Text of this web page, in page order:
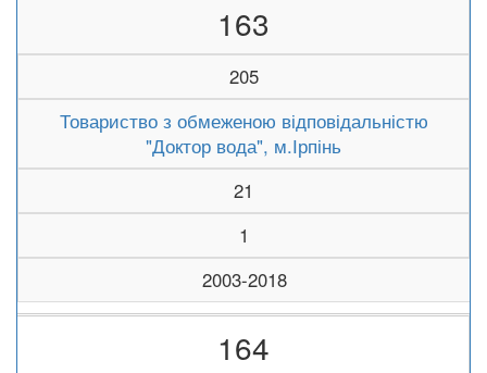
163
205
Товариство з обмеженою відповідальністю
"Доктор вода", м.Ірпінь
21
1
2003-2018
164